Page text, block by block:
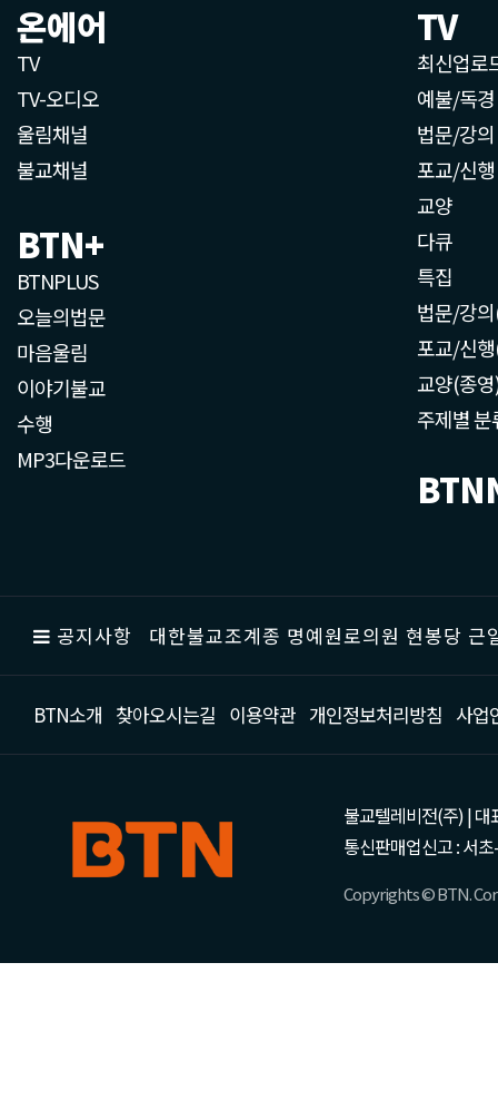
온에어
TV
TV-오디오
울림채널
불교채널
BTN+
BTNPLUS
오늘의법문
마음울림
이야기불교
수행
MP3다운로드
TV
최신업로
예불/독경
법문/강의
포교/신행
교양
다큐
특집
법문/강
포교/신
교양(종
주제별 분
공지사항 대한불교조계종 명예원로의원 현봉당
BTN소개 찾아오시는길 이용약관 개인정보처리방침 사업
불교텔레비전(주) | 대
통신판매업신고 : 서
Copyrights © BTN.